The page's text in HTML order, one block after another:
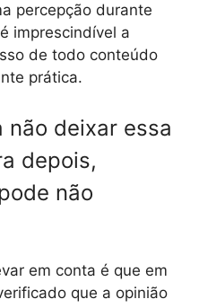
percepção durante
imprescindível a
de todo conteúdo
prática.
não deixar essa
depois,
não
em conta é que em
que a opinião